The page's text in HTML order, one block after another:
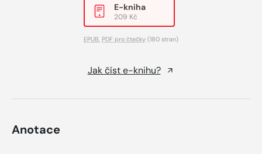
E-kniha
209 Kč
EPUB, PDF pro čtečky (180 stran)
Jak číst e-knihu?
Anotace